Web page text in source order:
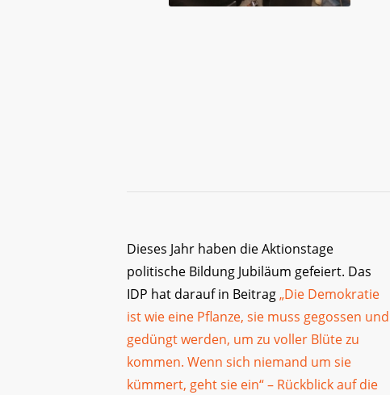
Dieses Jahr haben die Aktionstage
politische Bildung Jubiläum gefeiert. Das
IDP hat darauf in Beitrag„Die Demokratie
ist wie eine Pflanze, sie muss gegossen und
gedüngt werden, um zu voller Blüte zu
kommen. Wenn sich niemand um sie
kümmert, geht sie ein“ – Rückblick auf die